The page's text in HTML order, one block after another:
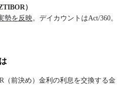
）
勢を反映。デイカウントはAct/360。
（前決め）金利の利息を交換する金